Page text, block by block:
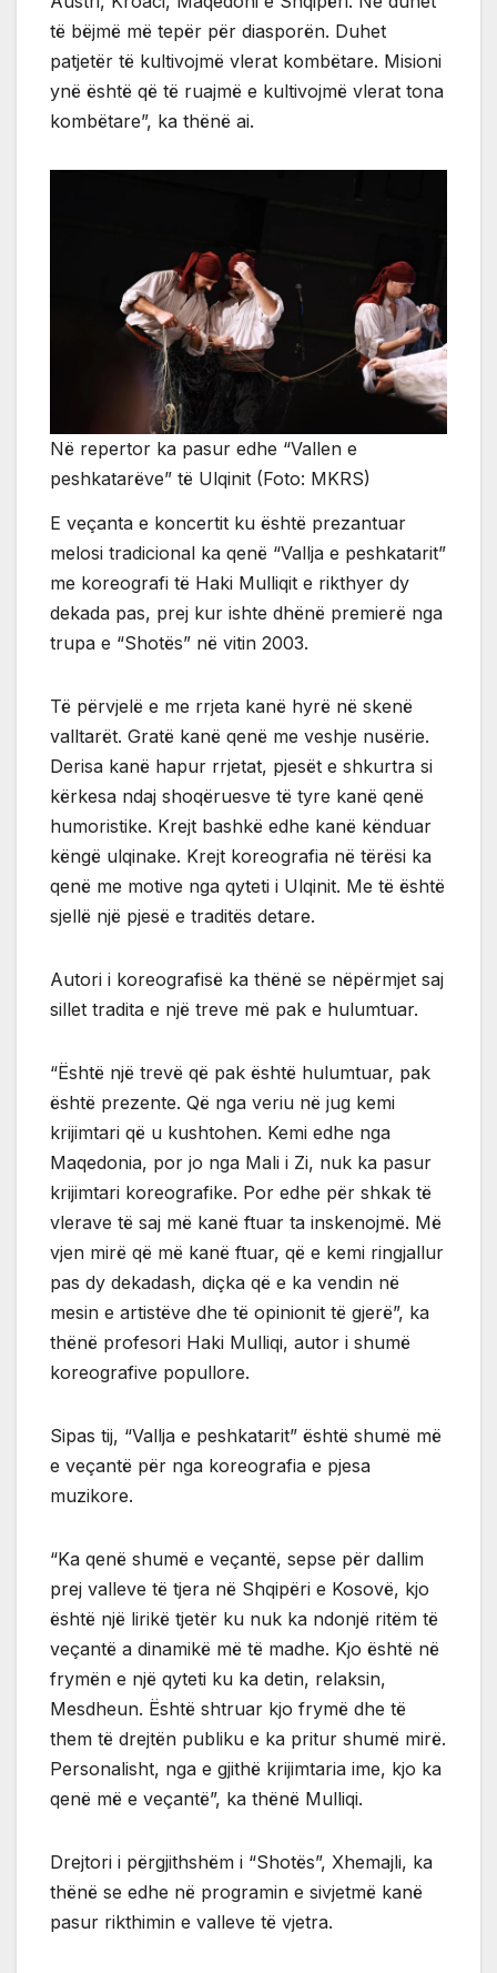
të bëjmë më tepër për diasporën. Duhet
patjetër të kultivojmë vlerat kombëtare. Misioni
ynë është që të ruajmë e kultivojmë vlerat tona
kombëtare”, ka thënë ai.
Në repertor ka pasur edhe “Vallen e
peshkatarëve” të Ulqinit (Foto: MKRS)
E veçanta e koncertit ku është prezantuar
melosi tradicional ka qenë “Vallja e peshkatarit”
me koreografi të Haki Mulliqit e rikthyer dy
dekada pas, prej kur ishte dhënë premierë nga
trupa e “Shotës” në vitin 2003.
Të përvjelë e me rrjeta kanë hyrë në skenë
valltarët. Gratë kanë qenë me veshje nusërie.
Derisa kanë hapur rrjetat, pjesët e shkurtra si
kërkesa ndaj shoqëruesve të tyre kanë qenë
humoristike. Krejt bashkë edhe kanë kënduar
këngë ulqinake. Krejt koreografia në tërësi ka
qenë me motive nga qyteti i Ulqinit. Me të është
sjellë një pjesë e traditës detare.
Autori i koreografisë ka thënë se nëpërmjet saj
sillet tradita e një treve më pak e hulumtuar.
“Është një trevë që pak është hulumtuar, pak
është prezente. Që nga veriu në jug kemi
krijimtari që u kushtohen. Kemi edhe nga
Maqedonia, por jo nga Mali i Zi, nuk ka pasur
krijimtari koreografike. Por edhe për shkak të
vlerave të saj më kanë ftuar ta inskenojmë. Më
vjen mirë që më kanë ftuar, që e kemi ringjallur
pas dy dekadash, diçka që e ka vendin në
mesin e artistëve dhe të opinionit të gjerë”, ka
thënë profesori Haki Mulliqi, autor i shumë
koreografive popullore.
Sipas tij, “Vallja e peshkatarit” është shumë më
e veçantë për nga koreografia e pjesa
muzikore.
“Ka qenë shumë e veçantë, sepse për dallim
prej valleve të tjera në Shqipëri e Kosovë, kjo
është një lirikë tjetër ku nuk ka ndonjë ritëm të
veçantë a dinamikë më të madhe. Kjo është në
frymën e një qyteti ku ka detin, relaksin,
Mesdheun. Është shtruar kjo frymë dhe të
them të drejtën publiku e ka pritur shumë mirë.
Personalisht, nga e gjithë krijimtaria ime, kjo ka
qenë më e veçantë”, ka thënë Mulliqi.
Drejtori i përgjithshëm i “Shotës”, Xhemajli, ka
thënë se edhe në programin e sivjetmë kanë
pasur rikthimin e valleve të vjetra.